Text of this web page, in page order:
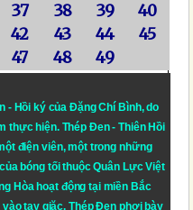
37 38 39
40
42 43 44
45
47 48 49
- Hồi ký của Đặng Chí Bình, do
thực hiện. Thép Đen- Thiên Hồi
điện viên, một trong những
bóng tối thuộc Quân Lực Việt
Hòa hoạt động tại miền Bắc
vào tay giặc. Thép Đen phơi bày